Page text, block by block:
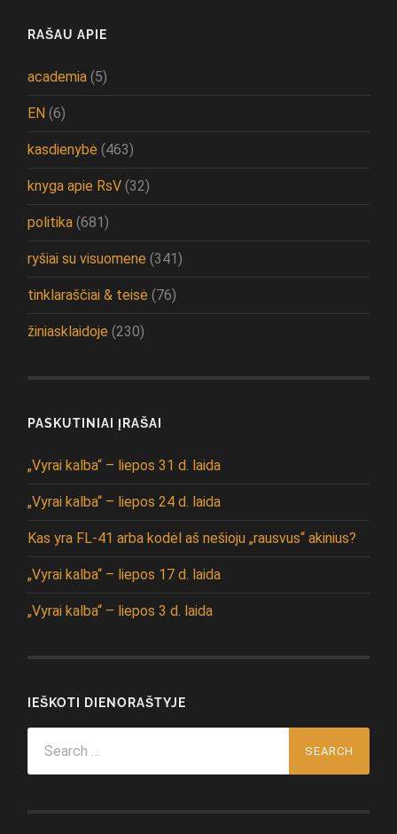
RAŠAU APIE
academia (5)
EN (6)
kasdienybė (463)
knyga apie RsV (32)
politika (681)
ryšiai su visuomene (341)
tinklaraščiai & teisė (76)
žiniasklaidoje (230)
PASKUTINIAI ĮRAŠAI
„Vyrai kalba“ – liepos 31 d. laida
„Vyrai kalba“ – liepos 24 d. laida
Kas yra FL-41 arba kodėl aš nešioju „rausvus“ akinius?
„Vyrai kalba“ – liepos 17 d. laida
„Vyrai kalba“ – liepos 3 d. laida
IEŠKOTI DIENORAŠTYJE
for: